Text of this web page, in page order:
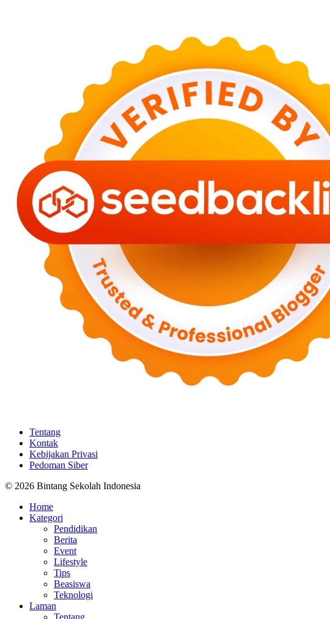
Tentang
Kontak
Kebijakan Privasi
Pedoman Siber
© 2026 Bintang Sekolah Indonesia
Home
Kategori
Pendidikan
Berita
Event
Lifestyle
Tips
Beasiswa
Teknologi
Laman
Tentang